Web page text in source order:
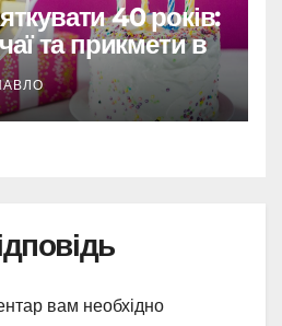
40 років:
та прикмети в
вам необхідно